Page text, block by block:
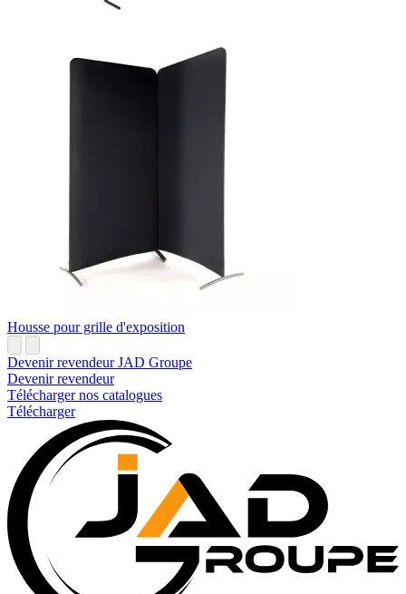
Housse pour grille d'exposition
Devenir revendeur JAD Groupe
Devenir revendeur
Télécharger nos catalogues
Télécharger